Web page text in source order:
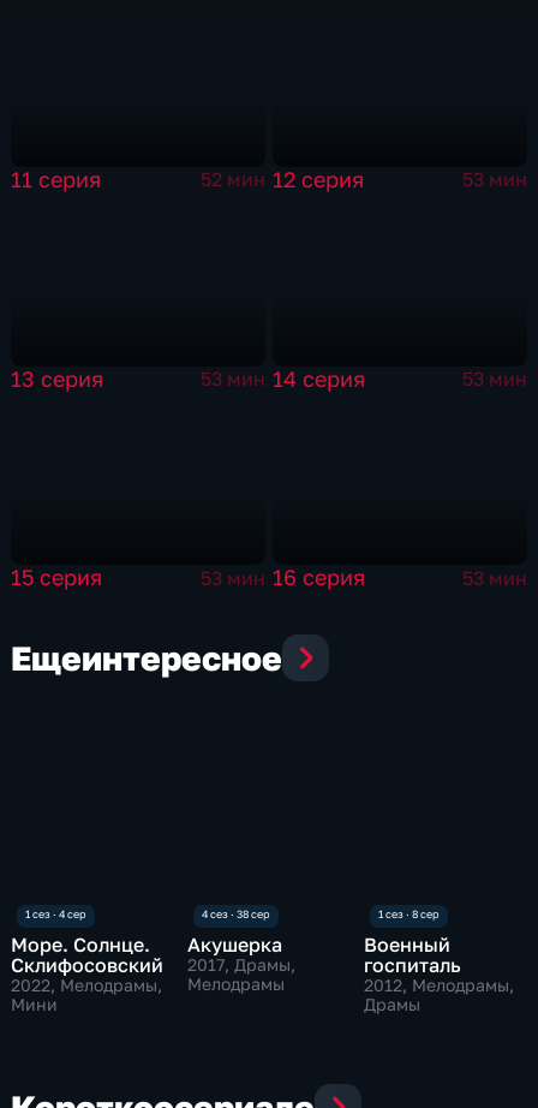
11 серия 52 мин 12 серия 53 мин
13 серия 53 мин 14 серия 53 мин
15 серия 53 мин 16 серия 53 мин
Ещеинтересное
Море. Солнце.
Склифосовский
2022, Мелодрамы,
Мини
Акушерка
2017, Драмы,
Мелодрамы
Военный
госпиталь
2012, Мелодрамы,
Драмы